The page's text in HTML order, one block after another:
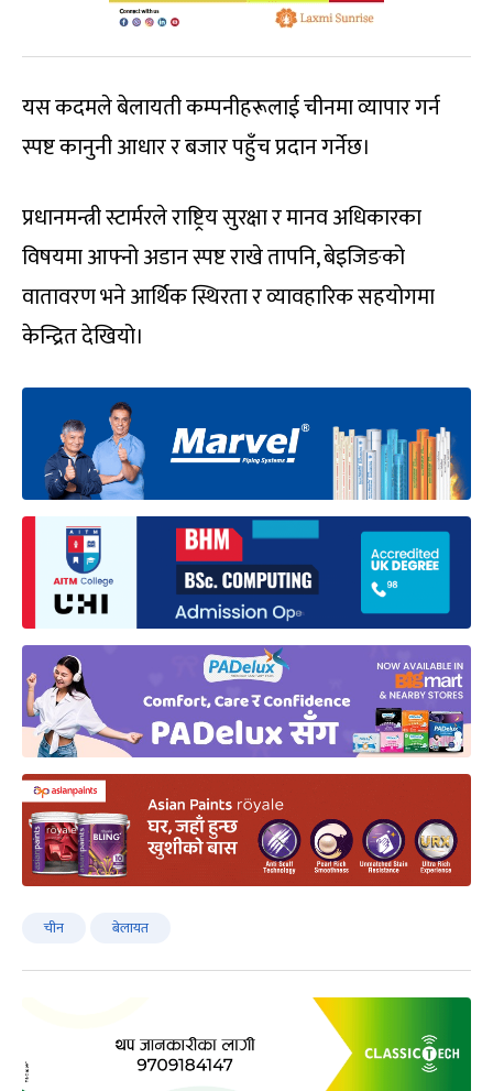
यस कदमले बेलायती कम्पनीहरूलाई चीनमा व्यापार गर्न
स्पष्ट कानुनी आधार र बजार पहुँच प्रदान गर्नेछ।
प्रधानमन्त्री स्टार्मरले राष्ट्रिय सुरक्षा र मानव अधिकारका
विषयमा आफ्नो अडान स्पष्ट राखे तापनि, बेइजिङको
वातावरण भने आर्थिक स्थिरता र व्यावहारिक सहयोगमा
केन्द्रित देखियो।
चीन बेलायत